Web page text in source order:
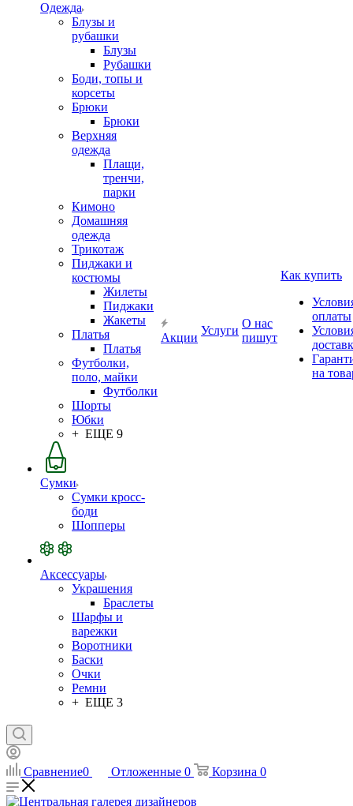
Одежда
Блузы и
рубашки
Блузы
Рубашки
Боди, топы и
корсеты
Брюки
Брюки
Верхняя
одежда
Плащи,
тренчи,
парки
Кимоно
Домашняя
одежда
Трикотаж
Пиджаки и
костюмы
Жилеты
Пиджаки
Жакеты
Платья
Платья
Футболки,
поло, майки
Футболки
Шорты
Юбки
+ ЕЩЕ 9
Сумки
Сумки кросс-
боди
Шопперы
Аксессуары
Украшения
Браслеты
Шарфы и
варежки
Воротники
Баски
Очки
Ремни
+ ЕЩЕ 3
Акции
Услуги
О нас
пишут
Как купить
оплаты
на
Сравнение0 Отложенные 0 Корзина 0